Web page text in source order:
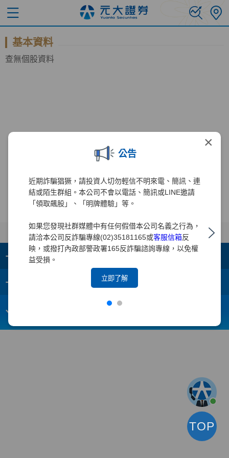
×
公告
近期詐騙猖獗，請投資人切勿輕信不明來電、簡訊、連
結或陌生群組。本公司不會以電話、簡訊或LINE邀請
「領取飆股」、「明牌體驗」等。
如果您發現社群媒體中有任何假借本公司名義之行為，
請洽本公司反詐騙專線(02)35181165或客服信箱反
映，或撥打內政部警政署165反詐騙諮詢專線，以免權
益受損。
立即了解
基本資料
查無個股資料
+ 集團成員
+
webmaster@yuanta.com
TOP